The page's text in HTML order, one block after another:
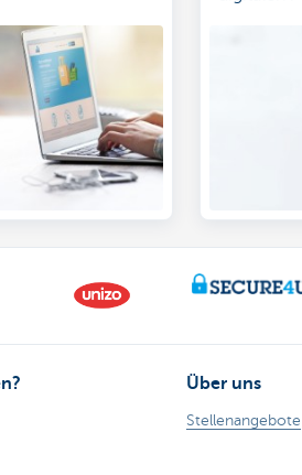
Über uns
Stellenangebote